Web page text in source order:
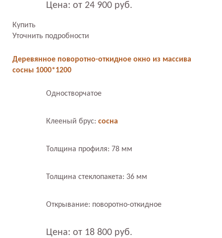
Цена: от 24 900 руб.
Купить
Уточнить подробности
Деревянное поворотно-откидное окно из массива
сосны 1000*1200
Одностворчатое
Клееный брус: сосна
Толщина профиля: 78 мм
Толщина стеклопакета: 36 мм
Открывание: поворотно-откидное
Цена: от 18 800 руб.